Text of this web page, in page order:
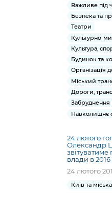
Важливе під
Безпека та
Театри
Культурно-
Культура,
Будинок та
Організація
Міський
Дороги,
Забруднення
Навколишнє
24 лютого
Олександр
влади в 2016
24 лютого
Київ та